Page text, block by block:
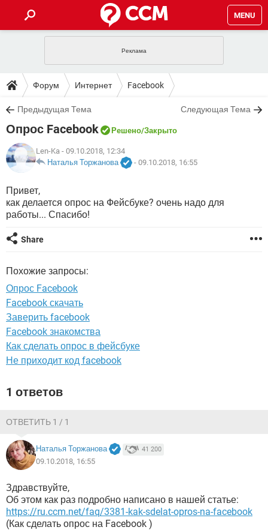
MENU
INSTAGRAM FACEBOOK
ИГРЫ WINDOWS 10
ВКОНТАКТЕ ВИДЕО
GOOGLE
ПОЛЕЗНЫЕ СОВЕТЫ
TIKTOK TELEGRAM
WINDOWS 10 ВКОНТАКТЕ
YANDEX
ЗАГРУЗКИ
TIKTOK TELEGRAM
WHATSAPP
FACEBOOK
WINDOWS 10
ВИДЕО
YANDEX
ФОРУМ
TIKTOK TELEGRAM
FACEBOOK ИГРЫ
ВИДЕО
ЭНЦИКЛОПЕДИЯ
TIKTOK
WHATSAPP
FACEBOOK
ВИДЕО
YANDEX
Форум Интернет Facebook
Предыдущая Тема Следующая Тема
Опрос Facebook Решено/Закрыто
Len-Ka - 09.10.2018, 12:34
Наталья Торжанова
- 09.10.2018, 16:55
Привет,
как делается опрос на Фейсбуке? очень надо для
работы... Спасибо!
Share
Похожие запросы:
Опрос Facebook
Facebook скачать
Заверить facebook
Facebook знакомства
Как сделать опрос в фейсбуке
Не приходит код facebook
1 ответов
ОТВЕТИТЬ 1 / 1
Наталья Торжанова 41 200
09.10.2018, 16:55
Здравствуйте,
Об этом как раз подробно написано в нашей статье:
https://ru.ccm.net/faq/3381-kak-sdelat-opros-na-facebook
(Как сделать опрос на Facebook )